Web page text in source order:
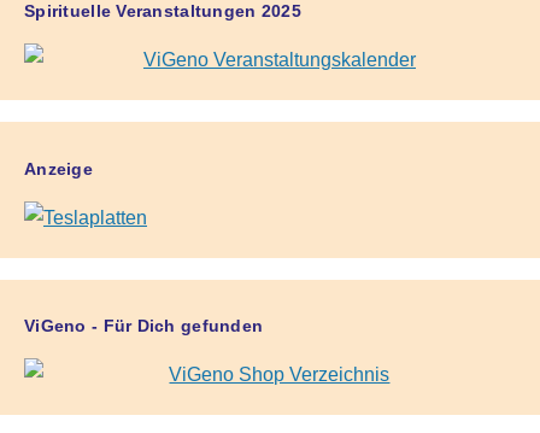
Spirituelle Veranstaltungen 2025
Anzeige
ViGeno - Für Dich gefunden